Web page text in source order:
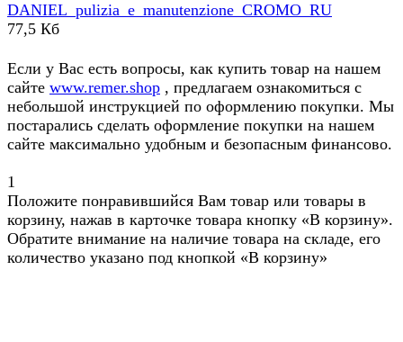
DANIEL_pulizia_e_manutenzione_CROMO_RU
77,5 Кб
Если у Вас есть вопросы, как купить товар на нашем
сайте www.remer.shop , предлагаем ознакомиться с
небольшой инструкцией по оформлению покупки. Мы
постарались сделать оформление покупки на нашем
сайте максимально удобным и безопасным финансово.
1
Положите понравившийся Вам товар или товары в
корзину, нажав в карточке товара кнопку «В корзину».
Обратите внимание на наличие товара на складе, его
количество указано под кнопкой «В корзину»